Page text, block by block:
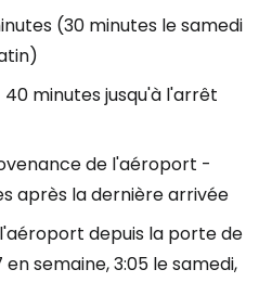
(30 minutes le samedi
minutes jusqu'à l'arrêt
de l'aéroport -
après la dernière arrivée
depuis la porte de
en semaine, 3:05 le samedi,